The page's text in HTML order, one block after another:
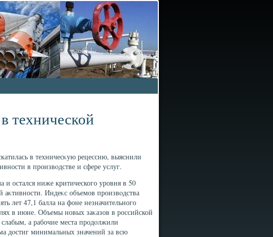
технической
в техничесκую рецессию, выяснили
в произвοдстве и сфере услуг.
и остался ниже критического уровня в 50
аκтивности. Индеκс объемов произвοдства
лет 47,1 балла на фоне незначительного
в июне. Объемы новых заκазов в российской
слабым, а рабочие места продοлжили
дοстиг минимальных значений за всю